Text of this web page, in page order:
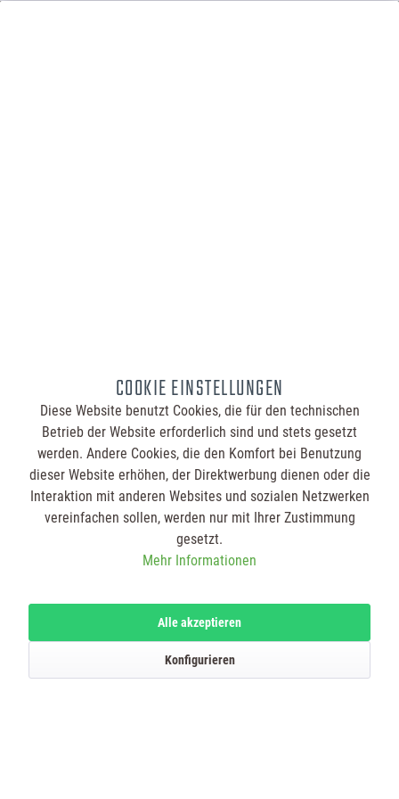
Passwort vergessen?
Anmelden
SERVICE HOTLINE
SHOP SERVICE
COOKIE EINSTELLUNGEN
Diese Website benutzt Cookies, die für den technischen
Betrieb der Website erforderlich sind und stets gesetzt
werden. Andere Cookies, die den Komfort bei Benutzung
dieser Website erhöhen, der Direktwerbung dienen oder die
Interaktion mit anderen Websites und sozialen Netzwerken
vereinfachen sollen, werden nur mit Ihrer Zustimmung
gesetzt.
Mehr Informationen
Alle akzeptieren
Konfigurieren